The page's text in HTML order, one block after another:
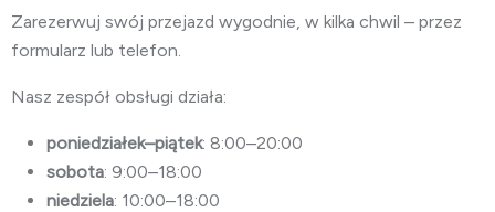
Zarezerwuj swój przejazd wygodnie, w kilka chwil – przez
formularz lub telefon.
Nasz zespół obsługi działa:
poniedziałek–piątek: 8:00–20:00
sobota: 9:00–18:00
niedziela: 10:00–18:00